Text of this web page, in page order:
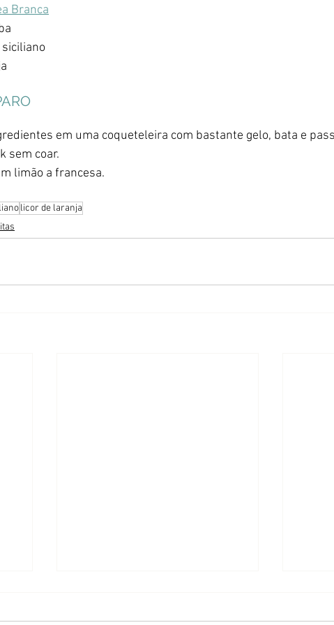
Branca
em uma coqueteleira com bastante gelo, bata e
sem coar.
limão a francesa.
licor de laranja